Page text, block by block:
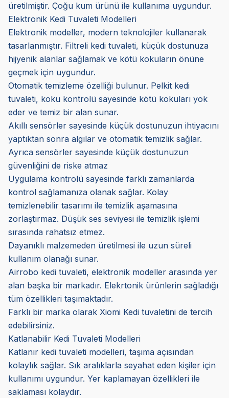
üretilmiştir. Çoğu kum ürünü ile kullanıma uygundur.
Elektronik Kedi Tuvaleti Modelleri
Elektronik modeller, modern teknolojiler kullanarak
tasarlanmıştır. Filtreli kedi tuvaleti, küçük dostunuza
hijyenik alanlar sağlamak ve kötü kokuların önüne
geçmek için uygundur.
Otomatik temizleme özelliği bulunur. Pelkit kedi
tuvaleti, koku kontrolü sayesinde kötü kokuları yok
eder ve temiz bir alan sunar.
Akıllı sensörler sayesinde küçük dostunuzun ihtiyacını
yaptıktan sonra algılar ve otomatik temizlik sağlar.
Ayrıca sensörler sayesinde küçük dostunuzun
güvenliğini de riske atmaz
Uygulama kontrolü sayesinde farklı zamanlarda
kontrol sağlamanıza olanak sağlar. Kolay
temizlenebilir tasarımı ile temizlik aşamasına
zorlaştırmaz. Düşük ses seviyesi ile temizlik işlemi
sırasında rahatsız etmez.
Dayanıklı malzemeden üretilmesi ile uzun süreli
kullanım olanağı sunar.
Airrobo kedi tuvaleti, elektronik modeller arasında yer
alan başka bir markadır. Elekrtonik ürünlerin sağladığı
tüm özellikleri taşımaktadır.
Farklı bir marka olarak Xiomi Kedi tuvaletini de tercih
edebilirsiniz.
Katlanabilir Kedi Tuvaleti Modelleri
Katlanır kedi tuvaleti modelleri, taşıma açısından
kolaylık sağlar. Sık aralıklarla seyahat eden kişiler için
kullanımı uygundur. Yer kaplamayan özellikleri ile
saklaması kolaydır.